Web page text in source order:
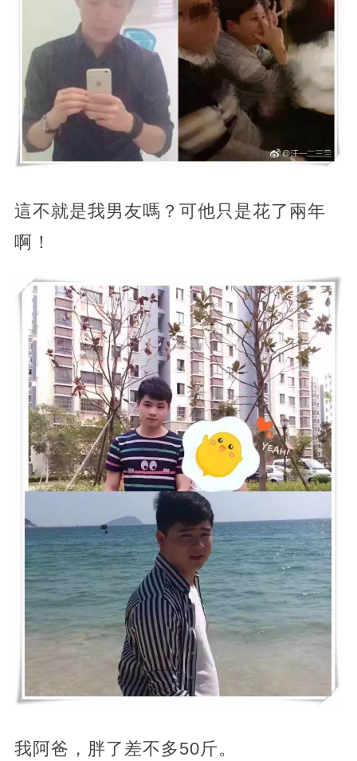
這不就是我男友嗎？可他只是花了兩年
啊！
我阿爸，胖了差不多50斤。